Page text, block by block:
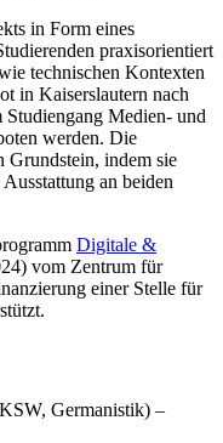
in Form eines
praxisorientiert
technischen Kontexten
in Kaiserslautern nach
Medien- und
werden. Die
Grundstein, indem sie
an beiden
Digitale &
vom Zentrum für
einer Stelle für
Germanistik) –